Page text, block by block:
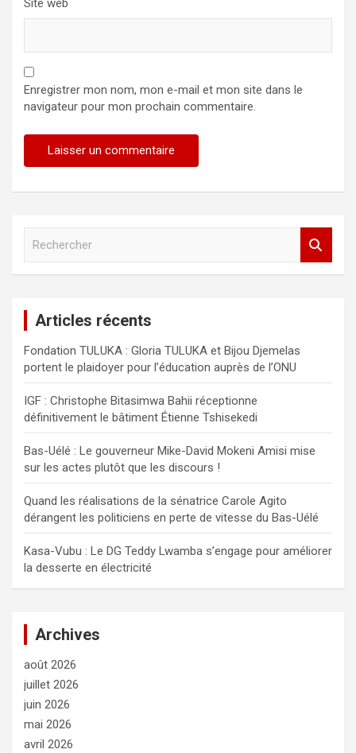
Site web
Enregistrer mon nom, mon e-mail et mon site dans le
navigateur pour mon prochain commentaire.
h
e
r
Articles récents
Fondation TULUKA : Gloria TULUKA et Bijou Djemelas
portent le plaidoyer pour l’éducation auprès de l’ONU
IGF : Christophe Bitasimwa Bahii réceptionne
définitivement le bâtiment Étienne Tshisekedi
Bas-Uélé : Le gouverneur Mike-David Mokeni Amisi mise
sur les actes plutôt que les discours !
Quand les réalisations de la sénatrice Carole Agito
dérangent les politiciens en perte de vitesse du Bas-Uélé
Kasa-Vubu : Le DG Teddy Lwamba s’engage pour améliorer
la desserte en électricité
Archives
août 2026
juillet 2026
juin 2026
mai 2026
avril 2026